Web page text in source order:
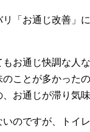
「お通じ改善」
お通じ快調な人
のことが多かった
、お通じが滞り気
のですが、トイ